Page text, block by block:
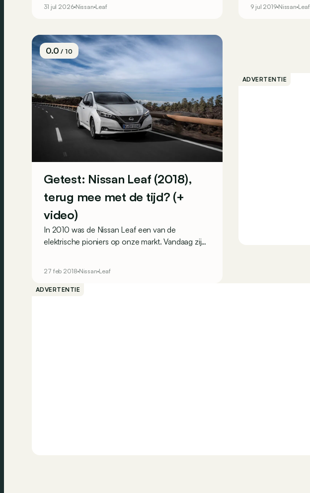
31 jul 2026 Nissan Leaf
voor veel
9 jul 2019 Nissan Leaf
0.0/ 10
Getest: Nissan Leaf (2018),
terug mee met de tijd? (+
video)
In 2010 was de Nissan Leaf een van de
elektrische pioniers op onze markt. Vandaag zijn
27 feb 2018 Nissan Leaf
ADVERTENTIE
ADVERTENTIE